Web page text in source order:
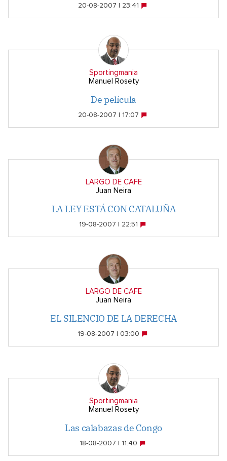
20-08-2007 | 23:41
Sportingmania
Manuel Rosety
De película
20-08-2007 | 17:07
LARGO DE CAFE
Juan Neira
LA LEY ESTÁ CON CATALUÑA
19-08-2007 | 22:51
LARGO DE CAFE
Juan Neira
EL SILENCIO DE LA DERECHA
19-08-2007 | 03:00
Sportingmania
Manuel Rosety
Las calabazas de Congo
18-08-2007 | 11:40